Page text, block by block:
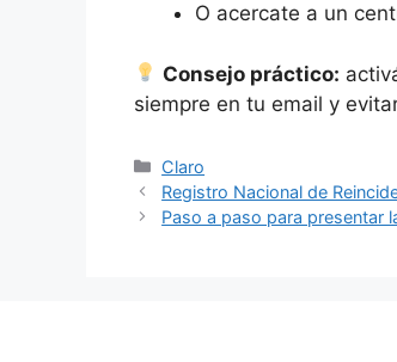
O acercate a un
Consejo práctico:
siempre en tu email y
Categorías
Claro
Registro Nacional de
Paso a paso para presentar